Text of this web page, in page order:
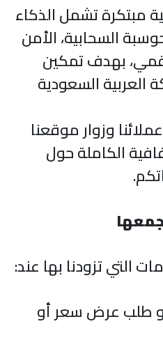
مبتكرة تشمل الذكاء
السحابية، الأمن
بهدف تمكين
السعودية
وزوار موقعنا
الكاملة حول
التي تزودنا بها عند:
طلب عرض سعر أو